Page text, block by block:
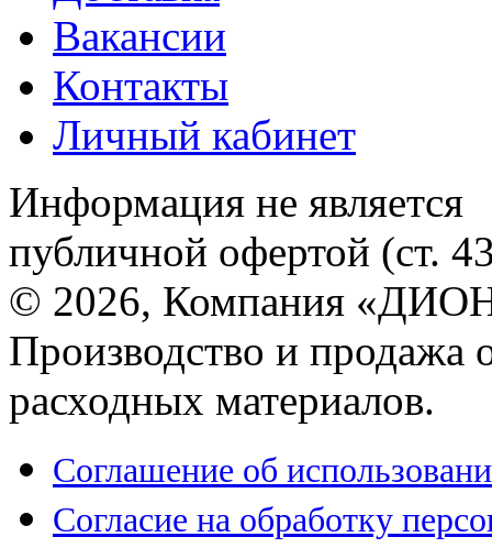
Вакансии
Контакты
Личный кабинет
Информация не является
публичной офертой (ст.
© 2026, Компания
Производство и продажа
расходных материалов.
Соглашение об
Согласие на обработку